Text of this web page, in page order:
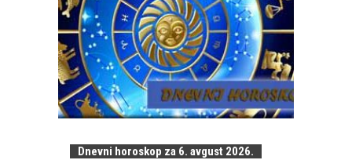
Dnevni horoskop za 6. avgust 2026.